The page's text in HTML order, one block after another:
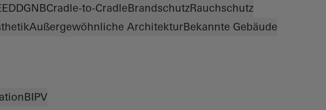
DGNBCradle-to-CradleBrandschutzRauchschutz
Außergewöhnliche ArchitekturBekannte Gebäude
BIPV